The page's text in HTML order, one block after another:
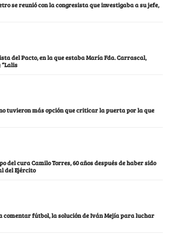
se reunió con la congresista que investigaba a su jefe,
del Pacto, en la que estaba María Fda. Carrascal,
tuvieron más opción que criticar la puerta por la que
del cura Camilo Torres, 60 años después de haber sido
del Ejército
comentar fútbol, la solución de Iván Mejía para luchar